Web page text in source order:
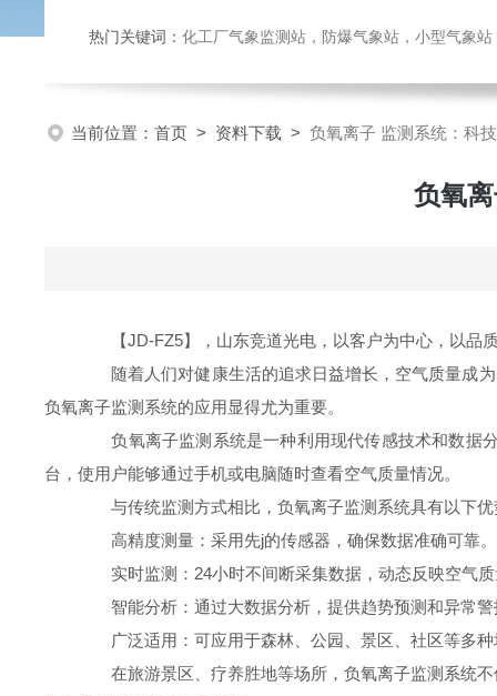
热门关键词： 化工厂气象监测站，防爆气象站，小型气象站，化
当前位置： 首页 > 资料下载 > 负氧离子 监测系统：科
负氧
【JD-FZ5】，山东竞道光电，以客户为中心，以品
随着人们对健康生活的追求日益增长，空气质量成为
负氧离子监测系统的应用显得尤为重要。
负氧离子监测系统是一种利用现代传感技术和数据分
台，使用户能够通过手机或电脑随时查看空气质量情况。
与传统监测方式相比，负氧离子监测系统具有以下优
高精度测量：采用先j的传感器，确保数据准确可靠。
实时监测：24小时不间断采集数据，动态反映空气质
智能分析：通过大数据分析，提供趋势预测和异常警
广泛适用：可应用于森林、公园、景区、社区等多种
在旅游景区、疗养胜地等场所，负氧离子监测系统不